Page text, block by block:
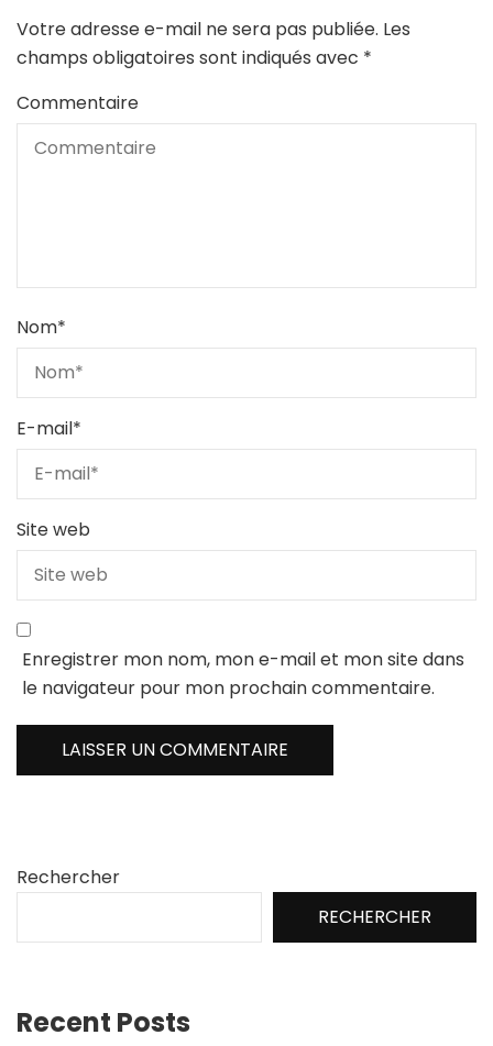
Votre adresse e-mail ne sera pas publiée. Les
champs obligatoires sont indiqués avec *
Commentaire
Nom*
E-mail*
Site web
Enregistrer mon nom, mon e-mail et mon site dans
le navigateur pour mon prochain commentaire.
Rechercher
RECHERCHER
Recent Posts